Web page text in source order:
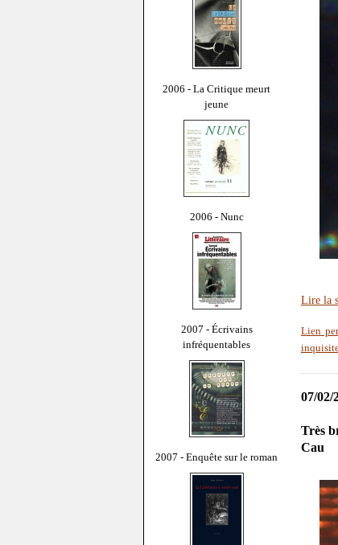
2006 - La Critique meurt
jeune
2006 - Nunc
2007 - Écrivains
infréquentables
2007 - Enquête sur le roman
Lire la
Lien
07/02/
Très
Cau